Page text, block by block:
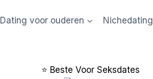
Dating voor ouderen Nichedating
⭐ Beste Voor Seksdates